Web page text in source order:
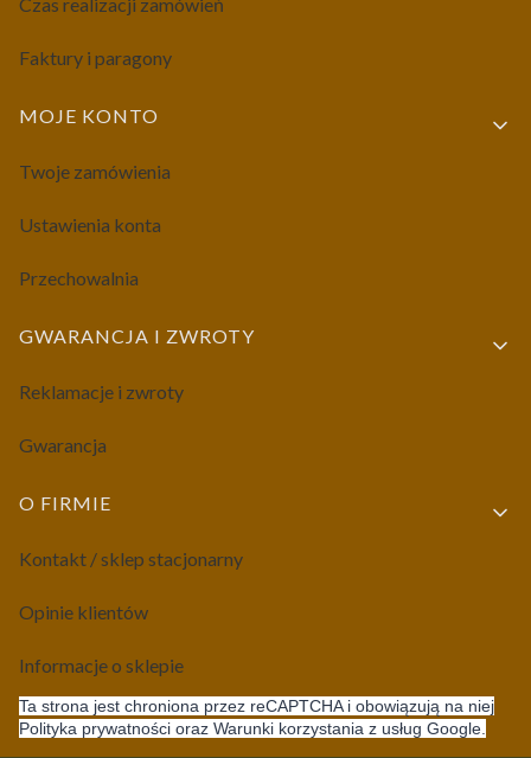
Faktury i paragony
MOJE KONTO
Twoje zamówienia
Ustawienia konta
Przechowalnia
GWARANCJA I ZWROTY
Reklamacje i zwroty
Gwarancja
O FIRMIE
Kontakt / sklep stacjonarny
Opinie klientów
Informacje o sklepie
Ta strona jest chroniona przez reCAPTCHA i obowiązują na niej
Polityka prywatności oraz Warunki korzystania z usług Google.